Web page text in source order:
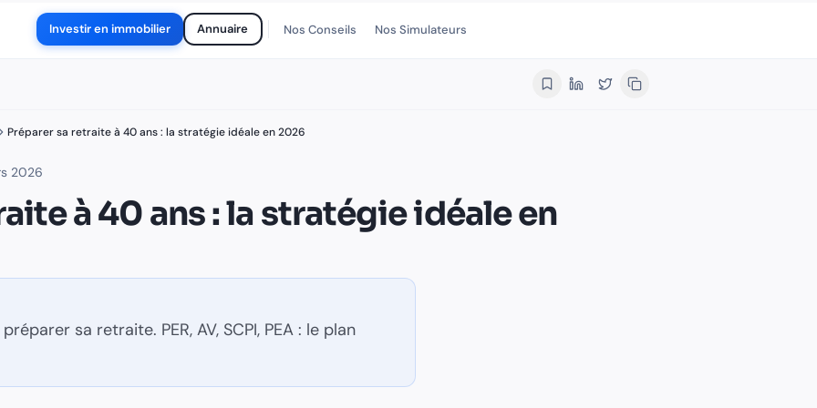
PEA : le plan d'action.
d'un auteur nommé : le site est édité par une organisation.
Qui écrit les articles de Finalib
composés fait la différence : 500 euros investis chaque mois à un rendement moyen de 6 % net pendant 24
efficace ?
Investir en immobilier Annuaire Nos Conseils Nos Simulateurs
Préparer sa retraite à 40 ans : la stratégie idéale en 2026
2026
à 40 ans : la stratégie idéale en
sa retraite. PER, AV, SCPI, PEA : le plan